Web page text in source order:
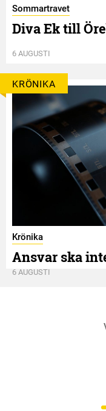
Sommartravet
Diva Ek till
6 AUGUSTI
KRÖNIKA
Krönika
Ansvar ska
6 AUGUSTI